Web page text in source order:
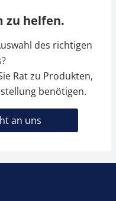
zu helfen.
des richtigen
Rat zu Produkten,
benötigen.
an uns